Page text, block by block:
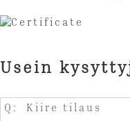
Usein
Q: Kiire tilaus